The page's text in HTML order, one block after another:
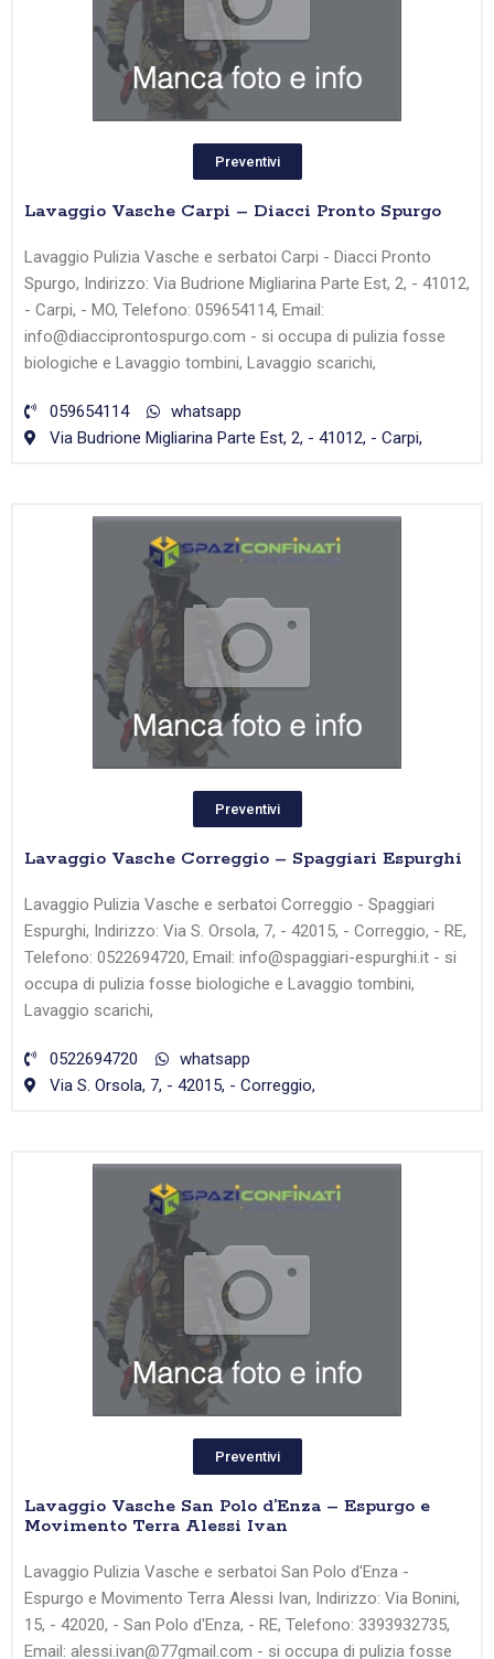
Preventivi
Lavaggio Vasche Carpi – Diacci Pronto Spurgo
Lavaggio Pulizia Vasche e serbatoi Carpi - Diacci Pronto
Spurgo, Indirizzo: Via Budrione Migliarina Parte Est, 2, - 41012,
- Carpi, - MO, Telefono: 059654114, Email:
info@diacciprontospurgo.com - si occupa di pulizia fosse
biologiche e Lavaggio tombini, Lavaggio scarichi,
059654114
whatsapp
Via Budrione Migliarina Parte Est, 2, - 41012, - Carpi,
Preventivi
Lavaggio Vasche Correggio – Spaggiari Espurghi
Lavaggio Pulizia Vasche e serbatoi Correggio - Spaggiari
Espurghi, Indirizzo: Via S. Orsola, 7, - 42015, - Correggio, - RE,
Telefono: 0522694720, Email: info@spaggiari-espurghi.it - si
occupa di pulizia fosse biologiche e Lavaggio tombini,
Lavaggio scarichi,
0522694720
whatsapp
Via S. Orsola, 7, - 42015, - Correggio,
Preventivi
Lavaggio Vasche San Polo d’Enza – Espurgo e
Movimento Terra Alessi Ivan
Lavaggio Pulizia Vasche e serbatoi San Polo d'Enza -
Espurgo e Movimento Terra Alessi Ivan, Indirizzo: Via Bonini,
15, - 42020, - San Polo d'Enza, - RE, Telefono: 3393932735,
Email: alessi.ivan@77gmail.com - si occupa di pulizia fosse